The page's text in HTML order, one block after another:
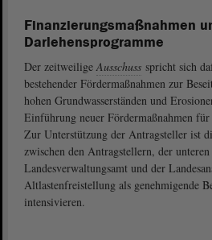
Finanzierungsmaßnahmen
Darlehensprogramme
Der zeitweilige Ausschuss spricht sich
bestehender Fördermaßnahmen zur
hohen Grundwasserständen und
Einführung neuer Fördermaßnahmen
Zur Unterstützung der Antragsteller ist
zwischen den Antragstellern, der unteren
Landesverwaltungsamt und der
Altlastenfreistellung als genehmigende
intensivieren.